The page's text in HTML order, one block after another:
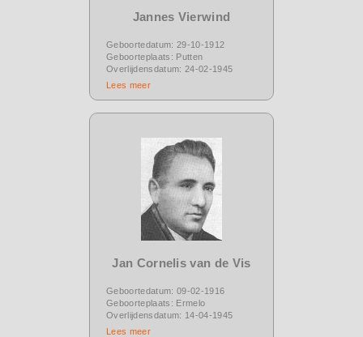
Jannes Vierwind
Geboortedatum: 29-10-1912
Geboorteplaats: Putten
Overlijdensdatum: 24-02-1945
Lees meer
Jan Cornelis van de Vis
Geboortedatum: 09-02-1916
Geboorteplaats: Ermelo
Overlijdensdatum: 14-04-1945
Lees meer